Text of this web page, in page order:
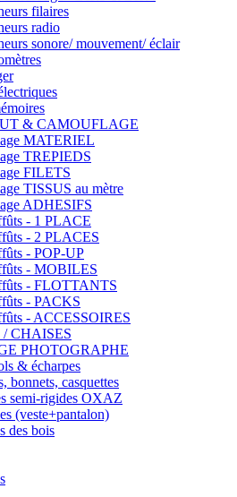
filaires
radio
sonore/ mouvement/ éclair
& CAMOUFLAGE
MATERIEL
TREPIEDS
FILETS
TISSUS au mètre
ADHESIFS
- 1 PLACE
- 2 PLACES
- POP-UP
- MOBILES
- FLOTTANTS
- PACKS
- ACCESSOIRES
/ CHAISES
PHOTOGRAPHE
& écharpes
bonnets, casquettes
semi-rigides OXAZ
(veste+pantalon)
des bois